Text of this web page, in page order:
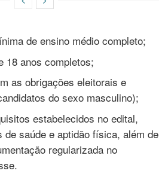
de ensino médio completo;
18 anos completos;
as obrigações eleitorais e
do sexo masculino);
estabelecidos no edital,
de saúde e aptidão física, além de
regularizada no